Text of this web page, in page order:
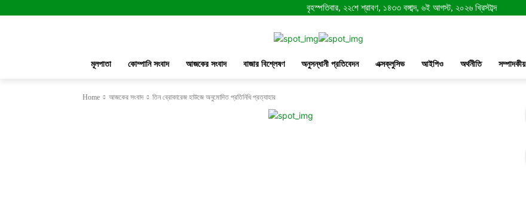
বৃহস্পতিবার, ২২শে শ্রাবণ, ১৪৩৩ বঙ্গাব্দ, ৬ই আগস্ট, ২০২৬ খ্রিস্টাব্দ
মূলপাতা কোম্পানি সংবাদ আজকের সংবাদ বাজার বিশ্লেষণ অনুসন্ধানী প্রতিবেদন এক্সক্লুসিভ আইপিও অর্থনীতি সম্পাদকীয়
Home আজকের সংবাদ তিন ব্রোকারেজ হাউজে অনুমোদিত প্রতিনিধি প্রত্যাহার